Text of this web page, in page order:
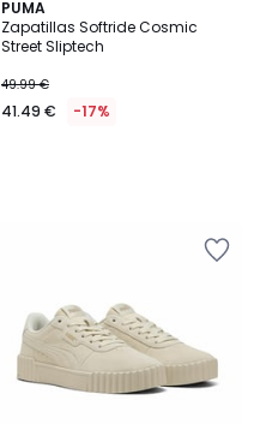
PUMA
Zapatillas Softride Cosmic
Street Sliptech
49.99 €
41.49 € -17%